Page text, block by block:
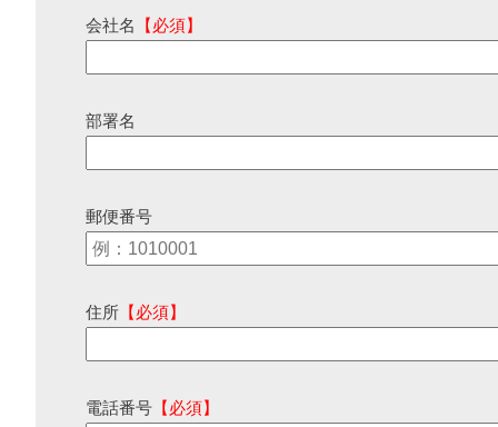
会社名 【必須】
部署名
郵便番号
住所 【必須】
電話番号 【必須】